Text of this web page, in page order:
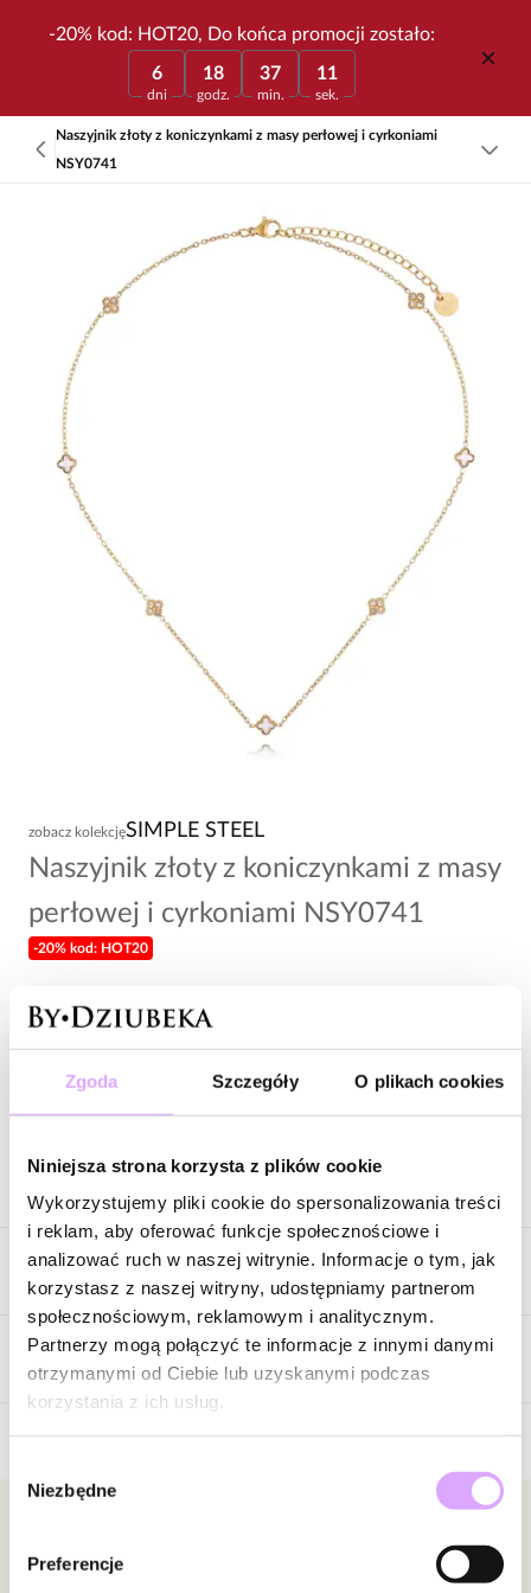
Zgoda Szczegóły O plikach cookies
Niniejsza strona korzysta z plików cookie
Wykorzystujemy pliki cookie do spersonalizowania treści
i reklam, aby oferować funkcje społecznościowe i
analizować ruch w naszej witrynie. Informacje o tym, jak
korzystasz z naszej witryny, udostępniamy partnerom
społecznościowym, reklamowym i analitycznym.
Partnerzy mogą połączyć te informacje z innymi danymi
otrzymanymi od Ciebie lub uzyskanymi podczas
korzystania z ich usług.
zgody
Niezbędne
Preferencje
-20% kod: HOT20, Do końca promocji zostało:
6
dni
18
godz.
37
min.
11
sek.
Naszyjnik złoty z koniczynkami z masy perłowej i cyrkoniami
NSY0741
zobacz kolekcjęSIMPLE STEEL
Naszyjnik złoty z koniczynkami z masy
perłowej i cyrkoniami NSY0741
-20% kod: HOT20
89,00 zł
Opis produktu
Delikatność, która przyciąga spojrzenia. Ten subtelny złoty
naszyjnik zachwyca lekką formą i eleganckim połączeniem
szlachetnych detali. Na cienkim, złoconym łańcuszku
rozmieszczono ozdobne elementy w kształcie koniczynki – część
z nich wypełniona jest jasną, naturalnie połyskującą masą
perłową, a część zdobią drobne cyrkonie, które subtelnie odbijają
światło.
Masa perłowa nadaje biżuterii miękkiego, mlecznego blasku i
wyjątkowej lekkości, pięknie kontrastując z ciepłym odcieniem
połysk, dzięki czemu naszyjnik wygląda elegancko, ale pozostaje
bardzo subtelną ozdobą. Motyw koniczynki – symbol szczęścia i
Cechy produktu
złoty
Opinie
Jeszcze nikt nie ocenił tego produktu.
produkcie!
Bądź na bieżąco z nowościami i promocjami!